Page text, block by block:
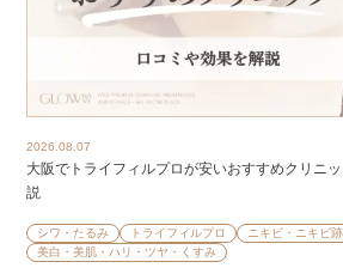
2026.08.07
大阪でトライフィルプロが安いおすすめクリニ
説
シワ・たるみ トライフィルプロ ニキビ・ニキビ跡
美白・美肌・ハリ・ツヤ・くすみ